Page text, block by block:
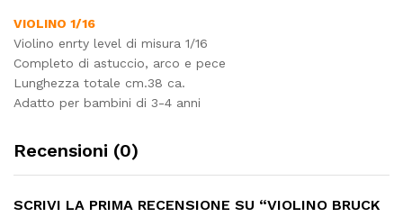
VIOLINO 1/16
Violino enrty level di misura 1/16
Completo di astuccio, arco e pece
Lunghezza totale cm.38 ca.
Adatto per bambini di 3-4 anni
Recensioni (0)
SCRIVI LA PRIMA RECENSIONE SU “VIOLINO BRUCK